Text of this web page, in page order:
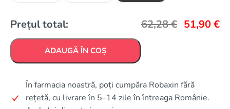
Prețul total: 62,28€ 51,90€
ADAUGĂ ÎN COȘ
În farmacia noastră, poți cumpăra Robaxin fără
rețetă, cu livrare în 5–14 zile în întreaga Românie.